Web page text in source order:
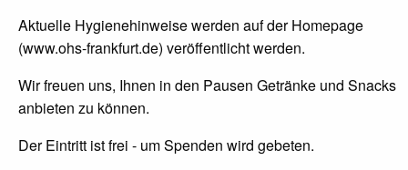
Aktuelle Hygienehinweise werden auf der Homepage
(www.ohs-frankfurt.de) veröffentlicht werden.
Wir freuen uns, Ihnen in den Pausen Getränke und Snacks
anbieten zu können.
Der Eintritt ist frei - um Spenden wird gebeten.